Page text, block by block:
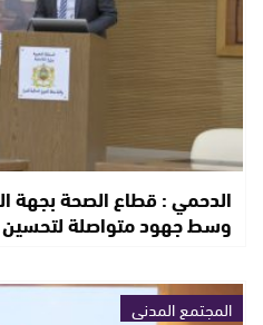
الدحمي : قطاع الصحة بجهة
وسط جهود متواصلة
المجتمع المدني